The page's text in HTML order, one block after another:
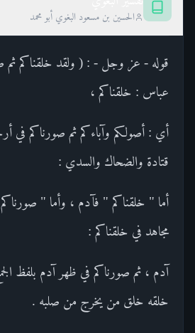
الحسين بن مسعود البغوي أبو محمد
قوله - عز وجل - : ( ولقد خلقناكم ثم
عباس : خلقناكم ،
أي : أصولكم وآباءكم ثم صورناكم في
قتادة والضحاك والسدي :
أما " خلقناكم " فآدم ، وأما "
مجاهد في خلقناكم :
آدم ، ثم صورناكم في ظهر آدم بلفظ
خلقه خلق من يخرج من صلبه .